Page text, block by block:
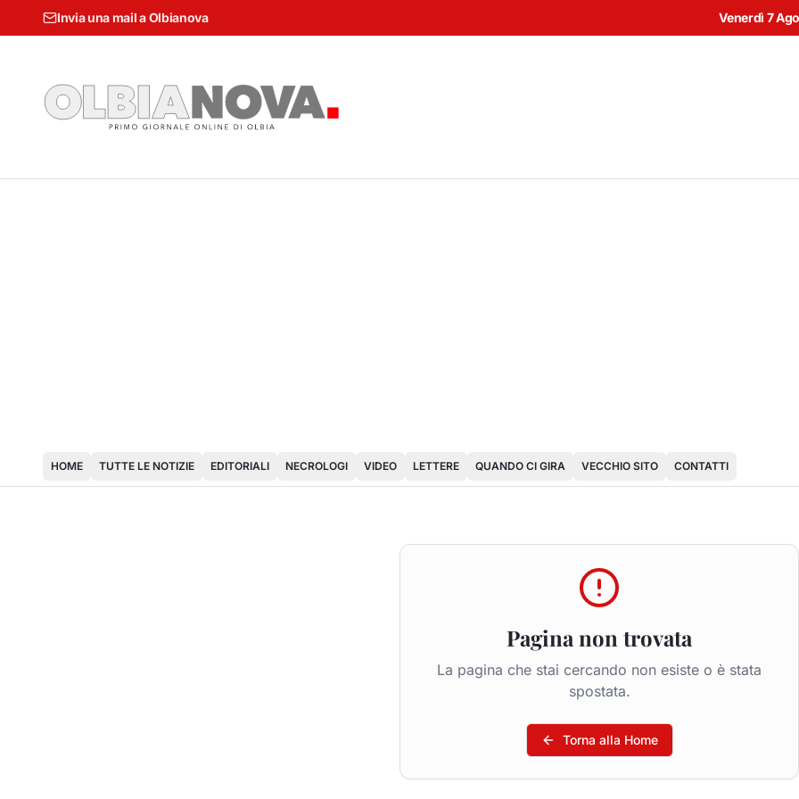
Invia una mail a Olbianova Venerdì 7
HOME TUTTE LE NOTIZIE EDITORIALI NECROLOGI VIDEO LETTERE QUANDO CI GIRA VECCHIO SITO CONTATTI
Pagina non trovata
La pagina che stai cercando non esiste o è stata
spostata.
Torna alla Home